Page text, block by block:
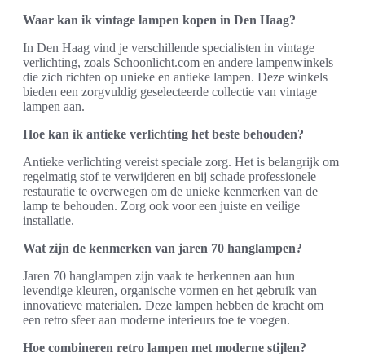
Waar kan ik vintage lampen kopen in Den Haag?
In Den Haag vind je verschillende specialisten in vintage
verlichting, zoals Schoonlicht.com en andere lampenwinkels
die zich richten op unieke en antieke lampen. Deze winkels
bieden een zorgvuldig geselecteerde collectie van vintage
lampen aan.
Hoe kan ik antieke verlichting het beste behouden?
Antieke verlichting vereist speciale zorg. Het is belangrijk om
regelmatig stof te verwijderen en bij schade professionele
restauratie te overwegen om de unieke kenmerken van de
lamp te behouden. Zorg ook voor een juiste en veilige
installatie.
Wat zijn de kenmerken van jaren 70 hanglampen?
Jaren 70 hanglampen zijn vaak te herkennen aan hun
levendige kleuren, organische vormen en het gebruik van
innovatieve materialen. Deze lampen hebben de kracht om
een retro sfeer aan moderne interieurs toe te voegen.
Hoe combineren retro lampen met moderne stijlen?